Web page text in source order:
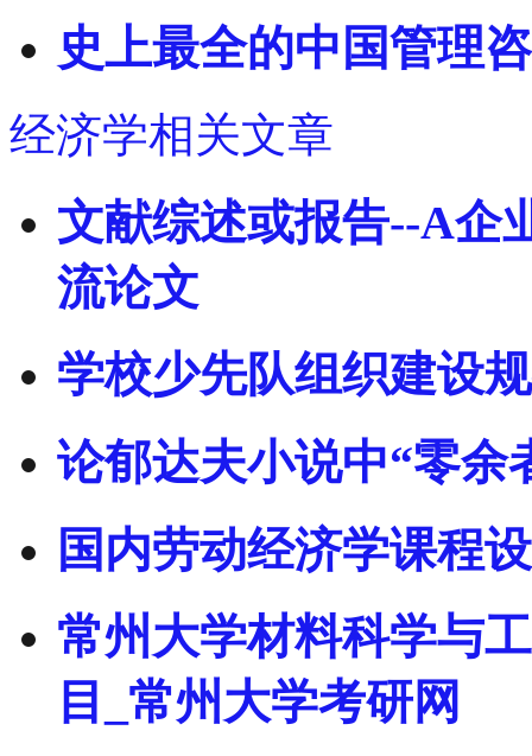
史上最全的中国管理
经济学相关文章
文献综述或报告--A企
流论文
学校少先队组织建设
论郁达夫小说中“零余
国内劳动经济学课程
常州大学材料科学与
目_常州大学考研网